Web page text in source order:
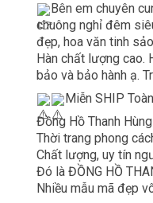
Bên em chuyên
chuông nghỉ đêm
đẹp, hoa văn tinh
Hàn chất lượng cao.
bảo và bảo hành ạ.
Miễn SHIP
Đồng Hồ Thanh Hùng
Thời trang phong
Chất lượng, uy tín
Đó là ĐỒNG HỒ
Nhiều mẫu mã đẹp